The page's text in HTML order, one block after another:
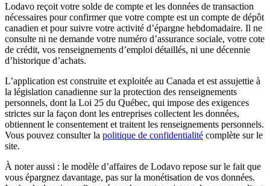
Lodavo reçoit votre solde de compte et les données de transaction
nécessaires pour confirmer que votre compte est un compte de dépôt
canadien et pour suivre votre activité d’épargne hebdomadaire. Il ne
consulte ni ne demande votre numéro d’assurance sociale, votre cote
de crédit, vos renseignements d’emploi détaillés, ni une décennie
d’historique d’achats.
L’application est construite et exploitée au Canada et est assujettie à
la législation canadienne sur la protection des renseignements
personnels, dont la Loi 25 du Québec, qui impose des exigences
strictes sur la façon dont les entreprises collectent les données,
obtiennent le consentement et traitent les renseignements personnels.
Vous pouvez consulter la politique de confidentialité complète sur le
site.
À noter aussi : le modèle d’affaires de Lodavo repose sur le fait que
vous épargnez davantage, pas sur la monétisation de vos données.